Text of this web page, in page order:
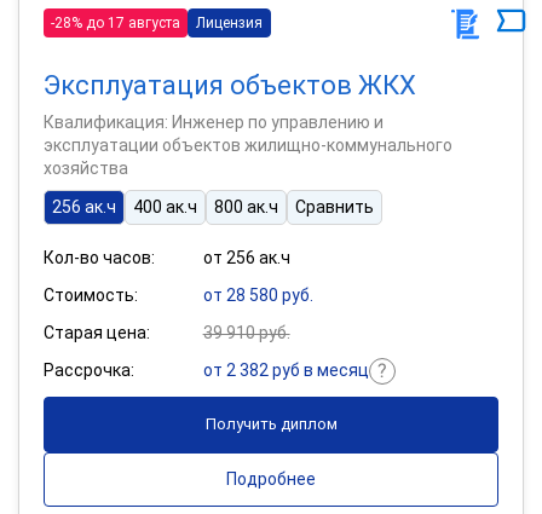
-28% до 17 августа Лицензия
Эксплуатация объектов ЖКХ
Квалификация: Инженер по управлению и
эксплуатации объектов жилищно-коммунального
хозяйства
256 ак.ч
400 ак.ч 800 ак.ч Сравнить
Кол-во часов:
от 256 ак.ч
Стоимость:
от 28 580 руб.
Старая цена:
39 910 руб.
Рассрочка:
от 2 382 руб в месяц
Получить диплом
Подробнее